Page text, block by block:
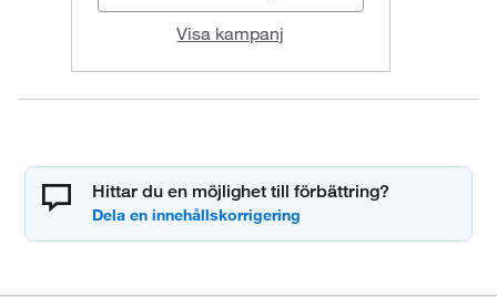
Visa kampanj
Hittar du en möjlighet till förbättring?